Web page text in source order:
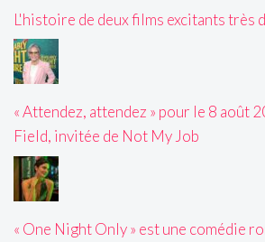
L'histoire de deux films excitants très
« Attendez, attendez » pour le 8 août
Field, invitée de Not My Job
« One Night Only » est une comédie